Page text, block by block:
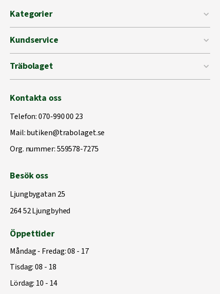
Kategorier
Kundservice
Träbolaget
Kontakta oss
Telefon:070-990 00 23
Mail:butiken@trabolaget.se
Org. nummer: 559578-7275
Besök oss
Ljungbygatan 25
264 52 Ljungbyhed
Öppettider
Måndag - Fredag: 08 - 17
Tisdag: 08 - 18
Lördag: 10 - 14